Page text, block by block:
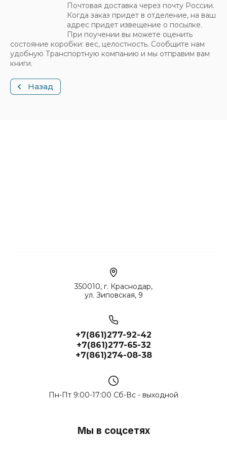
Почтовая доставка через почту России.
Когда заказ придет в отделение, на ваш
адрес придет извещение о посылке.
При поучении вы можете оценить
состояние коробки: вес, целостность. Сообщите нам
удобную Транспортную компанию и мы отправим вам
книги.
Назад
350010, г. Краснодар,
ул. Зиповская, 9
+7(861)277-92-42
+7(861)277-65-32
+7(861)274-08-38
Пн-Пт 9:00-17:00 Сб-Вс - выходной
Мы в соцсетях